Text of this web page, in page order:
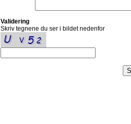
Validering
Skriv tegnene du ser i bildet nedenfor